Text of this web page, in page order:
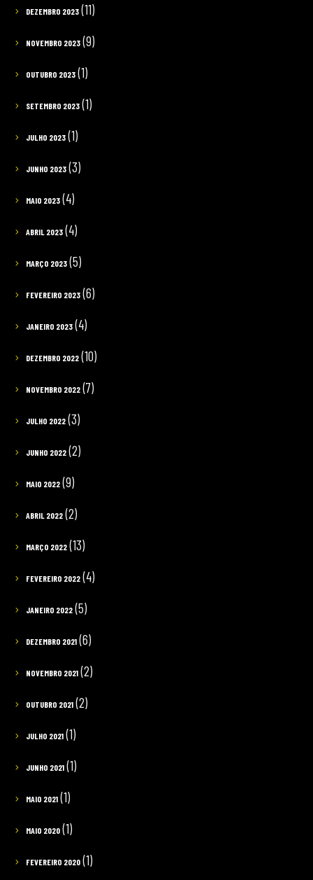
DEZEMBRO 2023(11)
NOVEMBRO 2023(9)
OUTUBRO 2023(1)
SETEMBRO 2023(1)
JULHO 2023(1)
JUNHO 2023(3)
MAIO 2023(4)
ABRIL 2023(4)
MARÇO 2023(5)
FEVEREIRO 2023(6)
JANEIRO 2023(4)
DEZEMBRO 2022(10)
NOVEMBRO 2022(7)
JULHO 2022(3)
JUNHO 2022(2)
MAIO 2022(9)
ABRIL 2022(2)
MARÇO 2022(13)
FEVEREIRO 2022(4)
JANEIRO 2022(5)
DEZEMBRO 2021(6)
NOVEMBRO 2021(2)
OUTUBRO 2021(2)
JULHO 2021(1)
JUNHO 2021(1)
MAIO 2021(1)
MAIO 2020(1)
FEVEREIRO 2020(1)